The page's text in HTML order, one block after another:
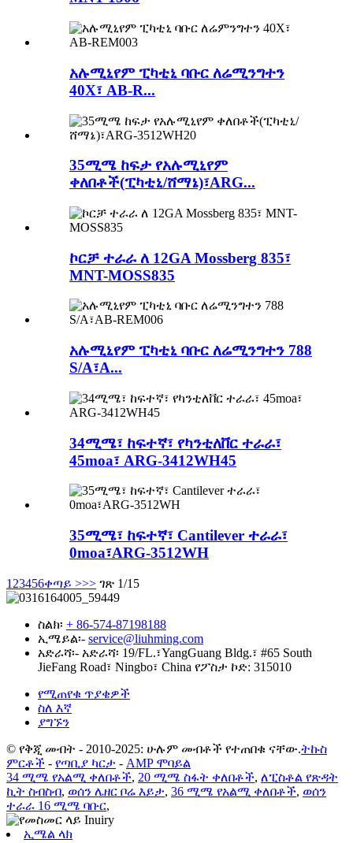
አሉሚኒየም ፒካቲኒ ባቡር ለሬሚንግተን
40X፣ AB-R...
35ሚሜ ከፍታ የአሉሚኒየም
ቀለበቶች(ፒካቲኒ/ሸማኔ)፣ARG...
ኮርቻ ተራራ ለ 12GA Mossberg 835፣
MNT-MOSS835
አሉሚኒየም ፒካቲኒ ባቡር ለሬሚንግተን 788
S/A፣A...
34ሚሜ፣ ከፍተኛ፣ የካንቲለቨር ተራራ፣
45moa፣ ARG-3412WH45
35ሚሜ፣ ከፍተኛ፣ Cantilever ተራራ፣
0moa፣ARG-3512WH
1 23456ቀጣይ >>> ገጽ 1/15
ስልክ፡ + 86-574-87198188
ኢሜይል፡- service@liuhming.com
አድራሻ፡- አድራሻ፡ 19/FL.፣YangGuang Bldg.፣ #65 South
JieFang Road፣ Ningbo፣ China የፖስታ ኮድ: 315010
የሚጠየቁ ጥያቄዎች
ስለ እኛ
ያግኙን
© የቅጂ መብት - 2010-2025: ሁሉም መብቶች የተጠበቁ ናቸው.ትኩስ
ምርቶች - የጣቢያ ካርታ - AMP ሞባይል
34 ሚሜ የአልሚ ቀለበቶች, 20 ሚሜ ስፋት ቀለበቶች, ለፒስቶል የጽዳት
ኪት ስብስብ, ወሰን ሌዘር ቦሬ እይታ, 36 ሚሜ የአልሚ ቀለበቶች, ወሰን
ተራራ 16 ሚሜ ባቡር,
ኢሜል ላክ